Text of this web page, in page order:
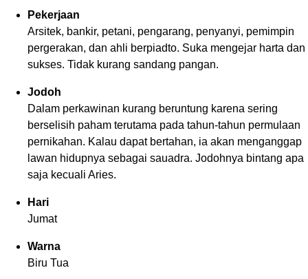
Pekerjaan
Arsitek, bankir, petani, pengarang, penyanyi, pemimpin
pergerakan, dan ahli berpiadto. Suka mengejar harta dan
sukses. Tidak kurang sandang pangan.
Jodoh
Dalam perkawinan kurang beruntung karena sering
berselisih paham terutama pada tahun-tahun permulaan
pernikahan. Kalau dapat bertahan, ia akan menganggap
lawan hidupnya sebagai sauadra. Jodohnya bintang apa
saja kecuali Aries.
Hari
Jumat
Warna
Biru Tua